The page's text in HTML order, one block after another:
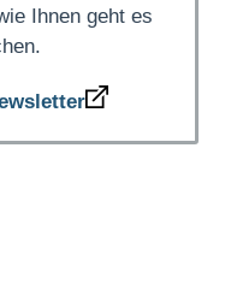
Ihnen geht es